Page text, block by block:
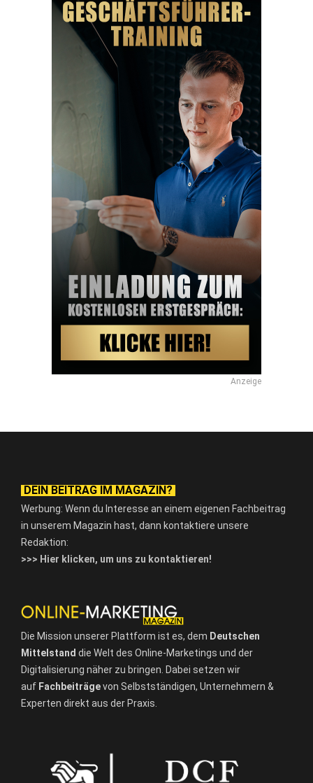
Anzeige
DEIN BEITRAG IM MAGAZIN?
Werbung: Wenn du Interesse an einem eigenen Fachbeitrag
in unserem Magazin hast, dann kontaktiere unsere
Redaktion:
>>> Hier klicken, um uns zu kontaktieren!
Die Mission unserer Plattform ist es, dem Deutschen
Mittelstand die Welt des Online-Marketings und der
Digitalisierung näher zu bringen. Dabei setzen wir
auf Fachbeiträgevon Selbstständigen, Unternehmern &
Experten direkt aus der Praxis.